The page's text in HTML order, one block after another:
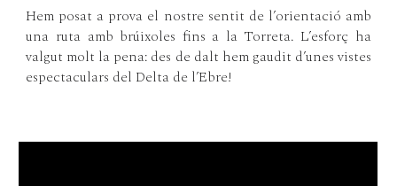
Hem posat a prova el nostre sentit de l’orientació amb
una ruta amb brúixoles fins a la Torreta. L’esforç ha
valgut molt la pena: des de dalt hem gaudit d’unes vistes
espectaculars del Delta de l’Ebre!